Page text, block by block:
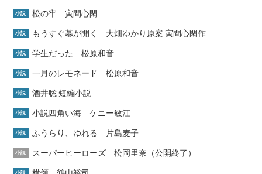
小説 松の牢 寅間心閑
小説 もうすぐ幕が開く 大畑ゆかり原案 寅間心閑作
小説 学生だった 松原和音
小説 一月のレモネード 松原和音
小説 酒井聡 短編小説
小説 小説四角い海 ケニー敏江
小説 ふうらり、ゆれる 片島麦子
小説 スーパーヒーローズ 松岡里奈（公開終了）
小説